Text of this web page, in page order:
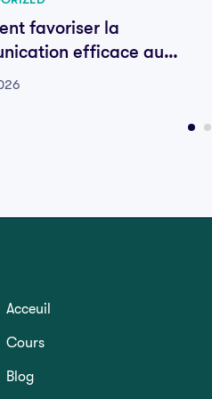
favoriser la
efficace au
votre équipe
Acceuil
Cours
Blog